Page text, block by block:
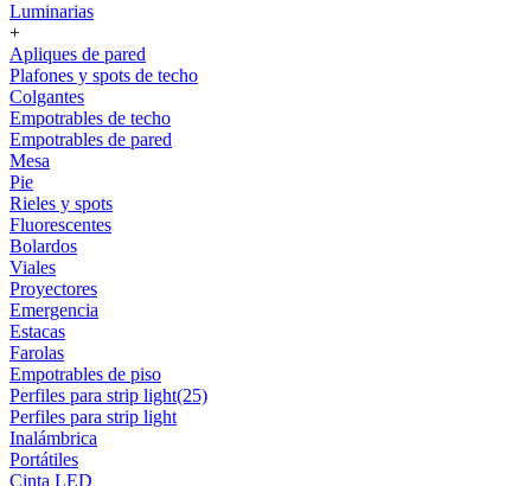
Luminarias
+
Apliques de pared
Plafones y spots de techo
Colgantes
Empotrables de techo
Empotrables de pared
Mesa
Pie
Rieles y spots
Fluorescentes
Bolardos
Viales
Proyectores
Emergencia
Estacas
Farolas
Empotrables de piso
Perfiles para strip light(25)
Perfiles para strip light
Inalámbrica
Portátiles
Cinta LED